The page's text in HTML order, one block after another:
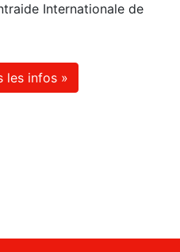
Internationale de
les infos »